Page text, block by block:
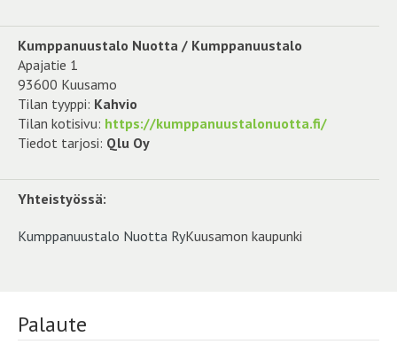
Kumppanuustalo Nuotta / Kumppanuustalo
Apajatie 1
93600 Kuusamo
Tilan tyyppi: Kahvio
Tilan kotisivu: https://kumppanuustalonuotta.fi/
Tiedot tarjosi: Qlu Oy
Yhteistyössä:
Kumppanuustalo Nuotta RyKuusamon kaupunki
Palaute